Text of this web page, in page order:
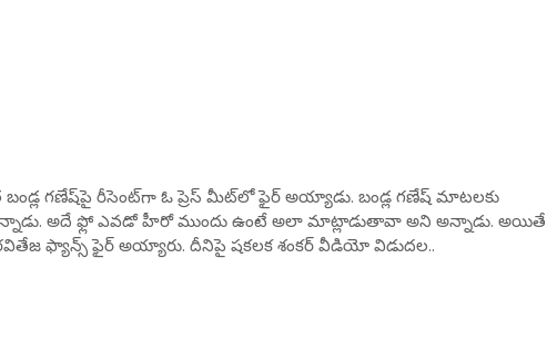
బండ్ల గణేష్‌పై రీసెంట్‌గా ఓ ప్రెస్ మీట్‌లో ఫైర్ అయ్యాడు. బండ్ల గణేష్ మాటలకు
అదే ఫ్లో ఎవడో హీరో ముందు ఉంటే అలా మాట్లాడుతావా అని అన్నాడు. అయితే
ఫ్యాన్స్ ఫైర్ అయ్యారు. దీనిపై షకలక శంకర్ వీడియో విడుదల..